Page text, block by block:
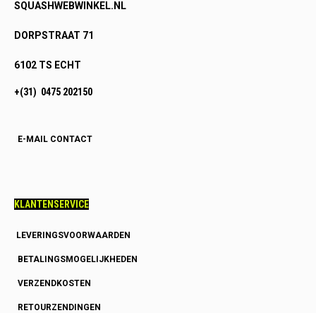
SQUASHWEBWINKEL.NL
DORPSTRAAT 71
6102 TS ECHT
+(31) 0475 202150
E-MAIL CONTACT
KLANTENSERVICE
LEVERINGSVOORWAARDEN
BETALINGSMOGELIJKHEDEN
VERZENDKOSTEN
RETOURZENDINGEN